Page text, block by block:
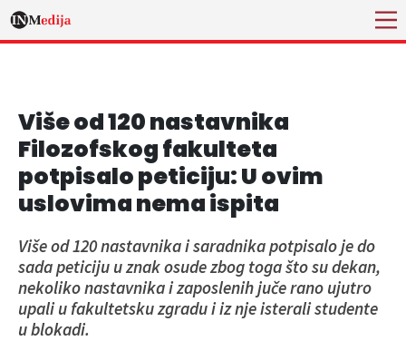
Više od 120 nastavnika
Filozofskog fakulteta
potpisalo peticiju: U ovim
uslovima nema ispita
Više od 120 nastavnika i saradnika potpisalo je do
sada peticiju u znak osude zbog toga što su dekan,
nekoliko nastavnika i zaposlenih juče rano ujutro
upali u fakultetsku zgradu i iz nje isterali studente
u blokadi.